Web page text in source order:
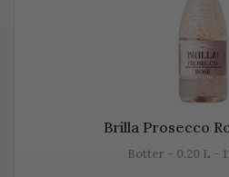
Brilla Prosecco
Botter - 0.20 L -